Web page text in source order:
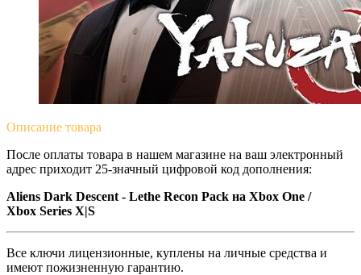
Описание товара
После оплаты товара в нашем магазине на ваш электронный
адрес приходит 25-значный цифровой код дополнения:
Aliens Dark Descent - Lethe Recon Pack на Xbox One /
Xbox Series X|S
Все ключи лицензионные, куплены на личные средства и
имеют пожизненную гарантию.